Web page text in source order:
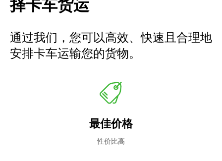
择卡车货运
通过我们，您可以高效、快速且合理地
安排卡车运输您的货物。
最佳价格
性价比高